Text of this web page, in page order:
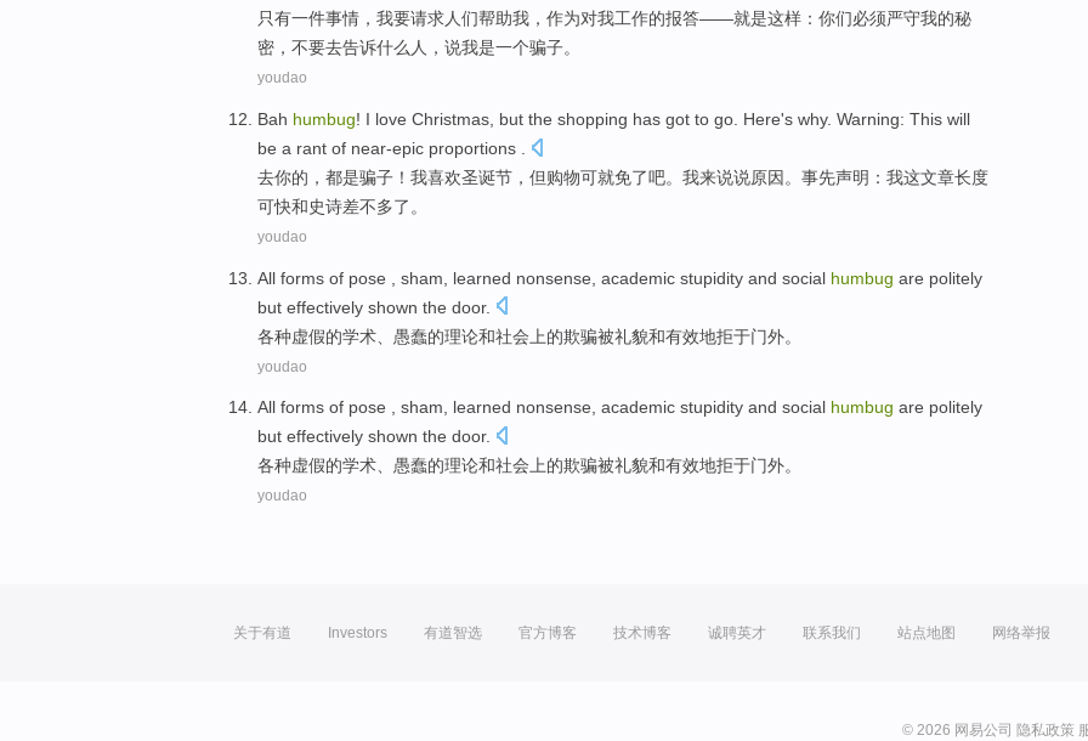
只有一件事情 ， 我要请求人们帮助我 ， 作为对我工作的报答——就是这样 ： 你们必须严守我的秘
密 ，不要去告诉什么 人 ，说我是一个骗子。
youdao
Bah humbug! I love Christmas but the shopping has got to go Here's why. Warning: This will
be a rant of near-epic proportions
去你的，都是骗子 ！ 我喜欢圣诞节 ， 但购物可就免了吧。 我来说说原因 。 事先声明 ：我这文章长度
可快和史诗差不多了 。
youdao
All forms of pose , sham , learned nonsense, academic stupidity and social humbug are politely
but effectively shown the door.
各种虚假的学术 愚蠢的理论和社会 上的欺骗被礼貌和有效地拒于门外。
youdao
All forms of pose , sham, learned nonsense, academic stupidity and social humbug are politely
but effectively shown the door.
各种虚假的学术、 愚蠢的理论和社会上的欺骗被礼貌和有效地拒于门外。
youdao
关于有道 Investors 有道智选 官方博客 技术博客 诚聘英才 联系我们 站点地图 网络举报
© 2026 网易公司 隐私政策